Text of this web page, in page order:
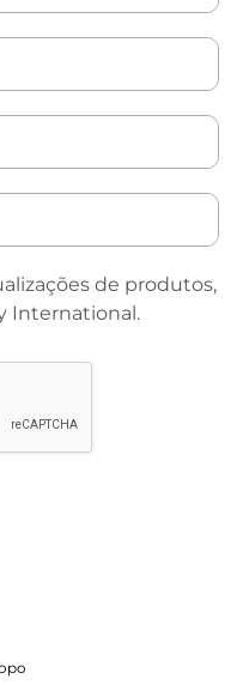
de produtos,
International.